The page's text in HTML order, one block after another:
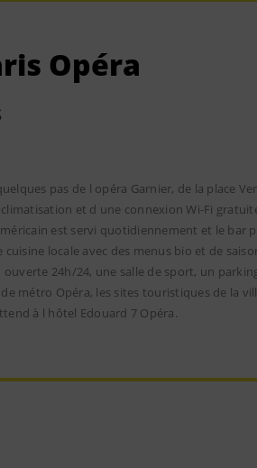
Opéra
pas de l opéra Garnier, de la place
et d une connexion Wi-Fi
est servi quotidiennement et le bar
locale avec des menus bio et de
24h/24, une salle de sport, un
métro Opéra, les sites touristiques de la
à l hôtel Edouard 7 Opéra.